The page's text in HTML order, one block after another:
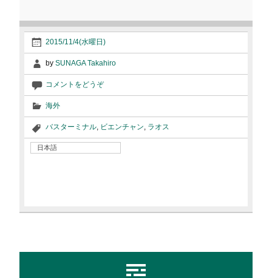
2015/11/4(水曜日)
by SUNAGA Takahiro
コメントをどうぞ
海外
バスターミナル, ビエンチャン, ラオス
日本語